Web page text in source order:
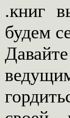
.книг
будем